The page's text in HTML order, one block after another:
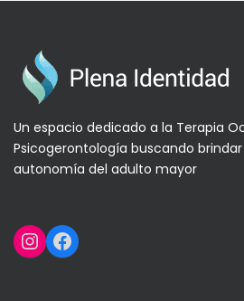
Un espacio dedicado a la Terapia
Psicogerontología buscando
autonomía del adulto mayor
Instagram
Facebook